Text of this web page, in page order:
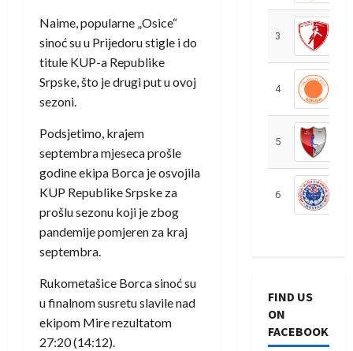
Naime, popularne „Osice“
sinoć su u Prijedoru stigle i do
titule KUP-a Republike
Srpske, što je drugi put u ovoj
sezoni.
Podsjetimo, krajem
septembra mjeseca prošle
godine ekipa Borca je osvojila
KUP Republike Srpske za
prošlu sezonu koji je zbog
pandemije pomjeren za kraj
septembra.
Rukometašice Borca sinoć su
u finalnom susretu slavile nad
ekipom Mire rezultatom
27:20 (14:12).
3
4
5
6
FIND US
ON
FACEBOOK